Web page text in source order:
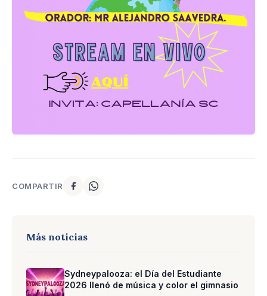
COMPARTIR
Más noticias
Sydneypalooza: el Día del Estudiante
2026 llenó de música y color el gimnasio